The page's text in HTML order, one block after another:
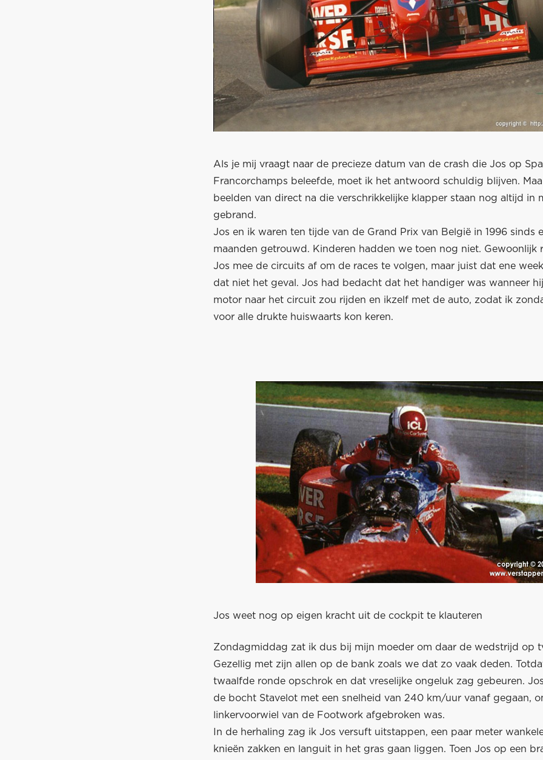
Als je mij vraagt naar de precieze datum van de crash die Jos op
Francorchamps beleefde, moet ik het antwoord schuldig blijven.
beelden van direct na die verschrikkelijke klapper staan nog altijd in
gebrand.
Jos en ik waren ten tijde van de Grand Prix van België in 1996 sinds
maanden getrouwd. Kinderen hadden we toen nog niet. Gewoonlijk
Jos mee de circuits af om de races te volgen, maar juist dat ene
dat niet het geval. Jos had bedacht dat het handiger was wanneer
motor naar het circuit zou rijden en ikzelf met de auto, zodat ik
voor alle drukte huiswaarts kon keren.
Jos weet nog op eigen kracht uit de cockpit te klauteren
Zondagmiddag zat ik dus bij mijn moeder om daar de wedstrijd op
Gezellig met zijn allen op de bank zoals we dat zo vaak deden.
twaalfde ronde opschrok en dat vreselijke ongeluk zag gebeuren.
de bocht Stavelot met een snelheid van 240 km/uur vanaf gegaan,
linkervoorwiel van de Footwork afgebroken was.
In de herhaling zag ik Jos versuft uitstappen, een paar meter
knieën zakken en languit in het gras gaan liggen. Toen Jos op een